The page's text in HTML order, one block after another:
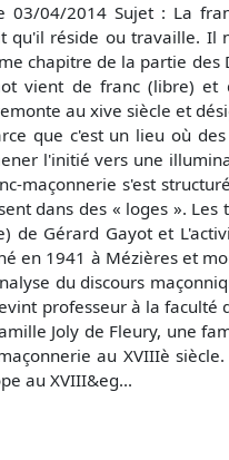
03/04/2014 Sujet : La
qu'il réside ou travaille.
chapitre de la partie
vient de franc (libre)
au xive siècle et
que c'est un lieu où
l'initié vers une
maçonnerie s'est
dans des « loges ».
de Gérard Gayot et
en 1941 à Mézières et
du discours
professeur à la
Joly de Fleury, une
au XVIIIè
au XVIII&eg...